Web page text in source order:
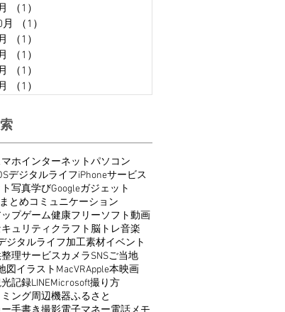
（1）
（1）
（1）
（1）
（1）
（1）
ホインターネットパソコン
デジタルライフiPhoneサービス
写真学びGoogleガジェット
まとめコミュニケーション
プゲーム健康フリーソフト動画
ュリティ クラフト脳トレ音楽
ジタルライフ加工素材イベント
整理サービスカメラSNSご当地
図イラスト MacVRApple本映画
記録LINEMicrosoft撮り方
ング周辺機器ふるさと